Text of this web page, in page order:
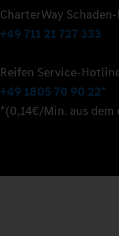
CharterWay
+49 711 21 727 333
Reifen Service-
+49 1805 70 90 22*
*(0,14€/Min. aus